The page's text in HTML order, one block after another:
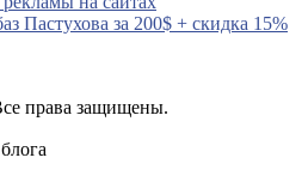
Пастухова за 200$ + скидка 15%
права защищены.